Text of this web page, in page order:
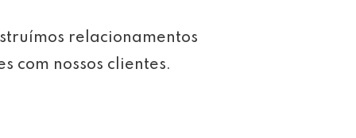
relacionamentos
com nossos clientes.